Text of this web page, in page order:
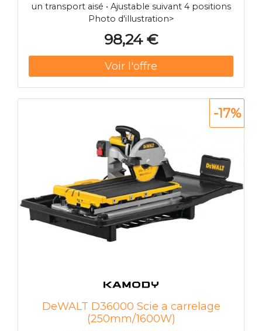
un transport aisé • Ajustable suivant 4 positions
Photo d'illustration>
98,24 €
DeWALT D36000 Scie a carrelage
(250mm/1600W)
-17%